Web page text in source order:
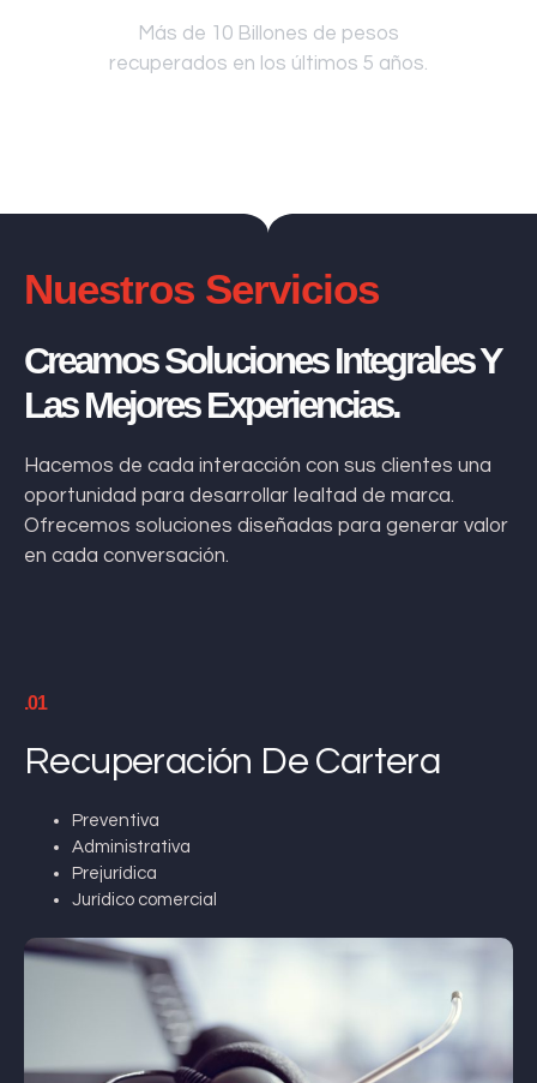
Más de 10 Billones de pesos
recuperados en los últimos 5 años.
Nuestros Servicios
Creamos Soluciones Integrales Y
Las Mejores Experiencias.
Hacemos de cada interacción con sus clientes una
oportunidad para desarrollar lealtad de marca.
Ofrecemos soluciones diseñadas para generar valor
en cada conversación.
.01
Recuperación De Cartera
Preventiva
Administrativa
Prejurídica
Jurídico comercial